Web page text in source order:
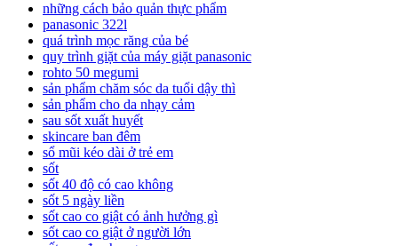
những cách bảo quản thực phẩm
panasonic 322l
quá trình mọc răng của bé
quy trình giặt của máy giặt panasonic
rohto 50 megumi
sản phẩm chăm sóc da tuổi dậy thì
sản phẩm cho da nhạy cảm
sau sốt xuất huyết
skincare ban đêm
sổ mũi kéo dài ở trẻ em
sốt
sốt 40 độ có cao không
sốt 5 ngày liền
sốt cao co giật có ảnh hưởng gì
sốt cao co giật ở người lớn